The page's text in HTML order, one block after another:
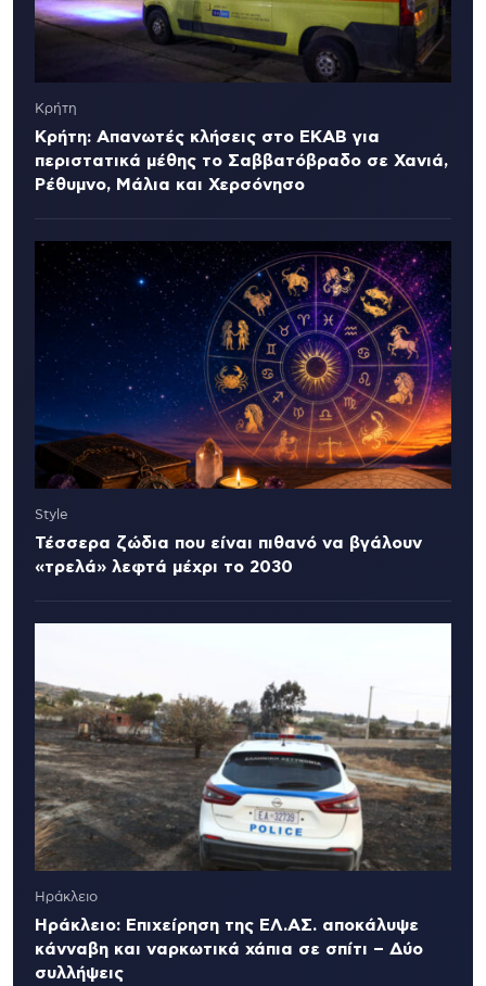
Κρήτη
Κρήτη: Απανωτές κλήσεις στο ΕΚΑΒ για
περιστατικά μέθης το Σαββατόβραδο σε Χανιά,
Ρέθυμνο, Μάλια και Χερσόνησο
Style
Τέσσερα ζώδια που είναι πιθανό να βγάλουν
«τρελά» λεφτά μέχρι το 2030
Ηράκλειο
Ηράκλειο: Επιχείρηση της ΕΛ.ΑΣ. αποκάλυψε
κάνναβη και ναρκωτικά χάπια σε σπίτι – Δύο
συλλήψεις